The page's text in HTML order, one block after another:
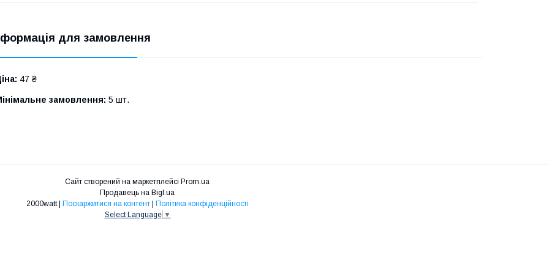
для замовлення
47 ₴
замовлення: 5 шт.
Сайт створений на маркетплейсі Prom.ua
Продавець на Bigl.ua
2000watt | Поскаржитися на контент | Політика конфіденційності
Select Language ▼